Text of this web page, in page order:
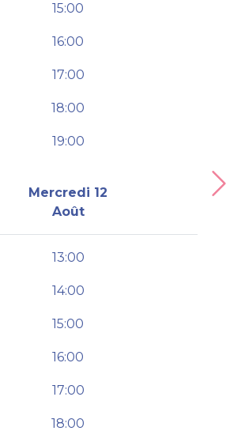
15:00
16:00
17:00
18:00
19:00
Mercredi 12
Août
13:00
14:00
15:00
16:00
17:00
18:00